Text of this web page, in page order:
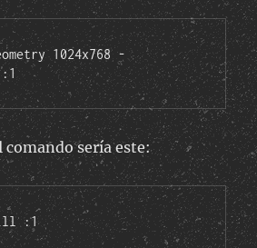
1024x768 -
comando sería este:
:1